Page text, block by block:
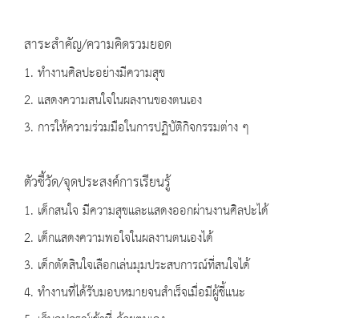
สาระสำคัญ/ความคิดรวมยอด
1. ทำงานศิลปะอย่างมีความสุข
2. แสดงความสนใจในผลงานของตนเอง
3. การให้ความร่วมมือในการปฏิบัติกิจกรรมต่าง ๆ
ตัวชี้วัด/จุดประสงค์การเรียนรู้
1. เด็กสนใจ มีความสุขและแสดงออกผ่านงานศิลปะได้
2. เด็กแสดงความพอใจในผลงานตนเองได้
3. เด็กตัดสินใจเลือกเล่นมุมประสบการณ์ที่สนใจได้
4. ทำงานที่ได้รับมอบหมายจนสำเร็จเมื่อมีผู้ชี้แนะ